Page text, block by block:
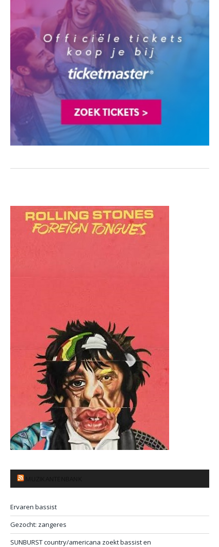
Ervaren bassist
Gezocht: zangeres
SUNBURST country/americana zoekt bassist en